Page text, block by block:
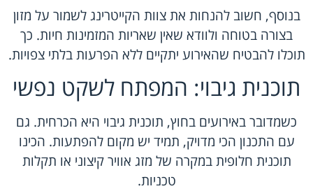
בנוסף, חשוב להנחות את צוות הקייטרינג לשמור על מזון
בצורה בטוחה ולוודא שאין שאריות המזמינות חיות. כך
תוכלו להבטיח שהאירוע יתקיים ללא הפרעות בלתי צפויות.
תוכנית גיבוי: המפתח לשקט נפשי
כשמדובר באירועים בחוץ, תוכנית גיבוי היא הכרחית. גם
עם התכנון הכי מדויק, תמיד יש מקום להפתעות. הכינו
תוכנית חלופית במקרה של מזג אוויר קיצוני או תקלות
טכניות.